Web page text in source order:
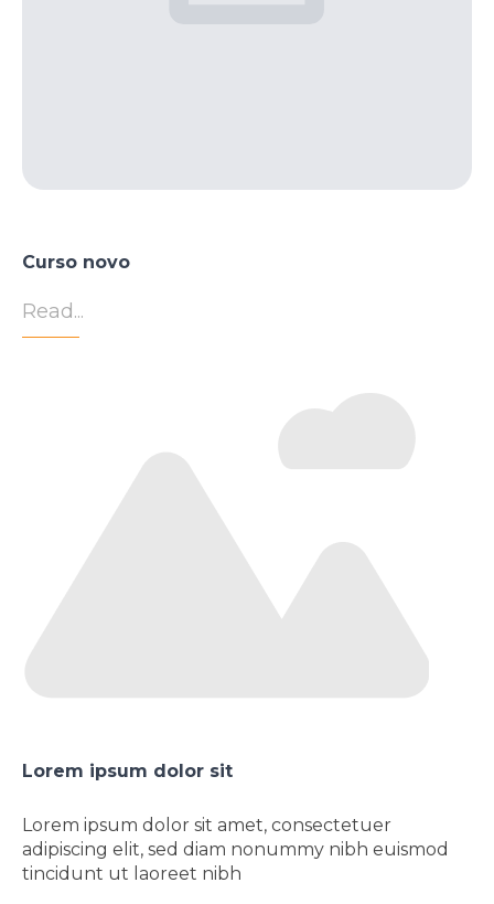
Curso novo
Read...
Lorem ipsum dolor sit
Lorem ipsum dolor sit amet, consectetuer
adipiscing elit, sed diam nonummy nibh euismod
tincidunt ut laoreet nibh